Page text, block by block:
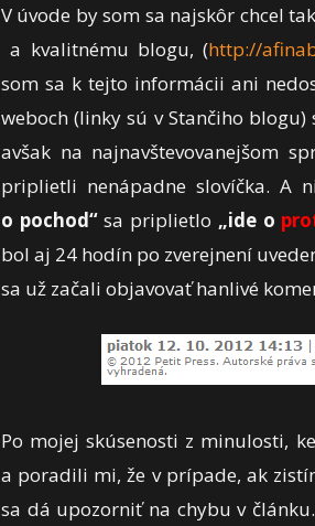
V úvode by som sa najskôr chcel
a kvalitnému blogu, (http://
som sa k tejto informácii ani
weboch (linky sú v Stančiho
avšak na najnavštevovanejšom
priplietli nenápadne slovíčka. A
o pochod“sa priplietlo „ide o
bol aj 24 hodín po zverejnení
sa už začali objavovať hanlivé
Po mojej skúsenosti z minulosti,
a poradili mi, že v prípade, ak
sa dá upozorniť na chybu v